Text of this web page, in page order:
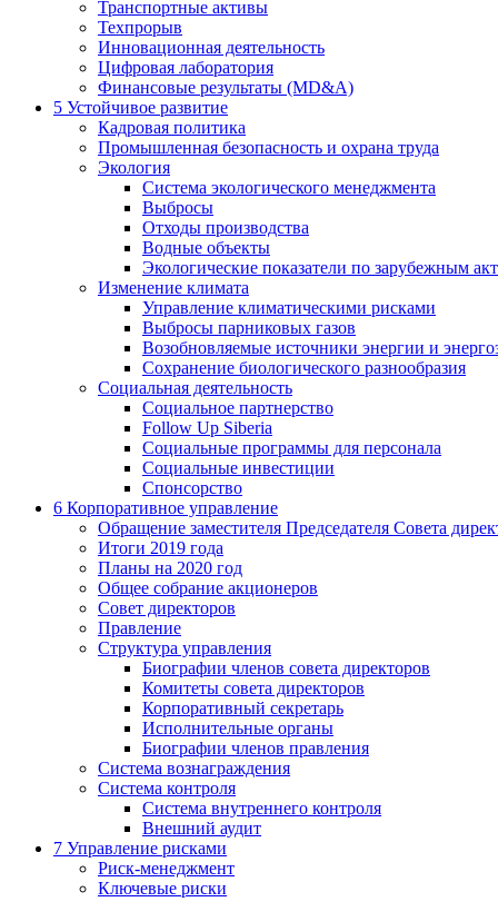
Транспортные активы
Техпрорыв
Инновационная деятельность
Цифровая лаборатория
Финансовые результаты (MD&A)
5 Устойчивое развитие
Кадровая политика
Промышленная безопасность и охрана труда
Экология
Система экологического менеджмента
Выбросы
Отходы производства
Водные объекты
Экологические показатели по зарубежным
Изменение климата
Управление климатическими рисками
Выбросы парниковых газов
Возобновляемые источники энергии и
Сохранение биологического разнообразия
Социальная деятельность
Социальное партнерство
Follow Up Siberia
Социальные программы для персонала
Социальные инвестиции
Спонсорство
6 Корпоративное управление
Обращение заместителя Председателя Совета
Итоги 2019 года
Планы на 2020 год
Общее собрание акционеров
Совет директоров
Правление
Структура управления
Биографии членов совета директоров
Комитеты совета директоров
Корпоративный секретарь
Исполнительные органы
Биографии членов правления
Система вознаграждения
Система контроля
Система внутреннего контроля
Внешний аудит
7 Управление рисками
Риск-менеджмент
Ключевые риски